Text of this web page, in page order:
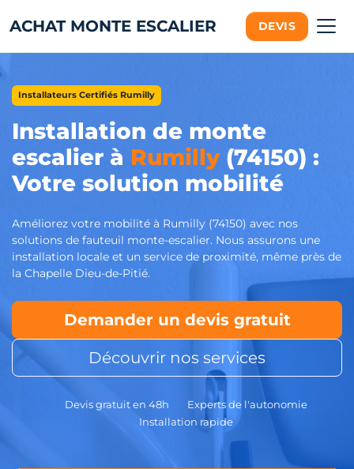
ACHAT MONTE ESCALIER DEVIS
Installateurs Certifiés Rumilly
Installation de monte
escalier à Rumilly(74150) :
Votre solution mobilité
Améliorez votre mobilité à Rumilly (74150) avec nos
solutions de fauteuil monte-escalier. Nous assurons une
installation locale et un service de proximité, même près de
la Chapelle Dieu-de-Pitié.
Demander un devis gratuit
Découvrir nos services
Devis gratuit en 48h
Experts de l'autonomie
Installation rapide